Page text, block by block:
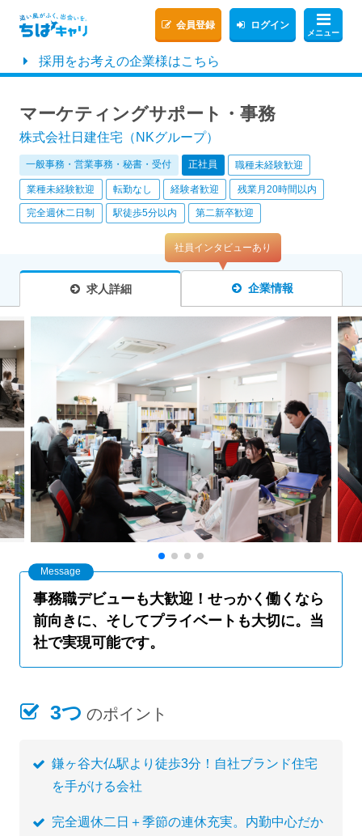
メニュー
会員登録 ログイン
採用をお考えの企業様はこちら
マーケティングサポート・事務
株式会社日建住宅（NKグループ）
一般事務・営業事務・秘書・受付 正社員 職種未経験歓迎
業種未経験歓迎 転勤なし 経験者歓迎 残業月20時間以内
完全週休二日制 駅徒歩5分以内 第二新卒歓迎
求人詳細 企業情報
社員インタビューあり
事務職デビューも大歓迎！せっかく働くなら
前向きに、そしてプライベートも大切に。当
社で実現可能です。
3つ のポイント
鎌ヶ谷大仏駅より徒歩3分！自社ブランド住宅
を手がける会社
完全週休二日＋季節の連休充実。内勤中心だか